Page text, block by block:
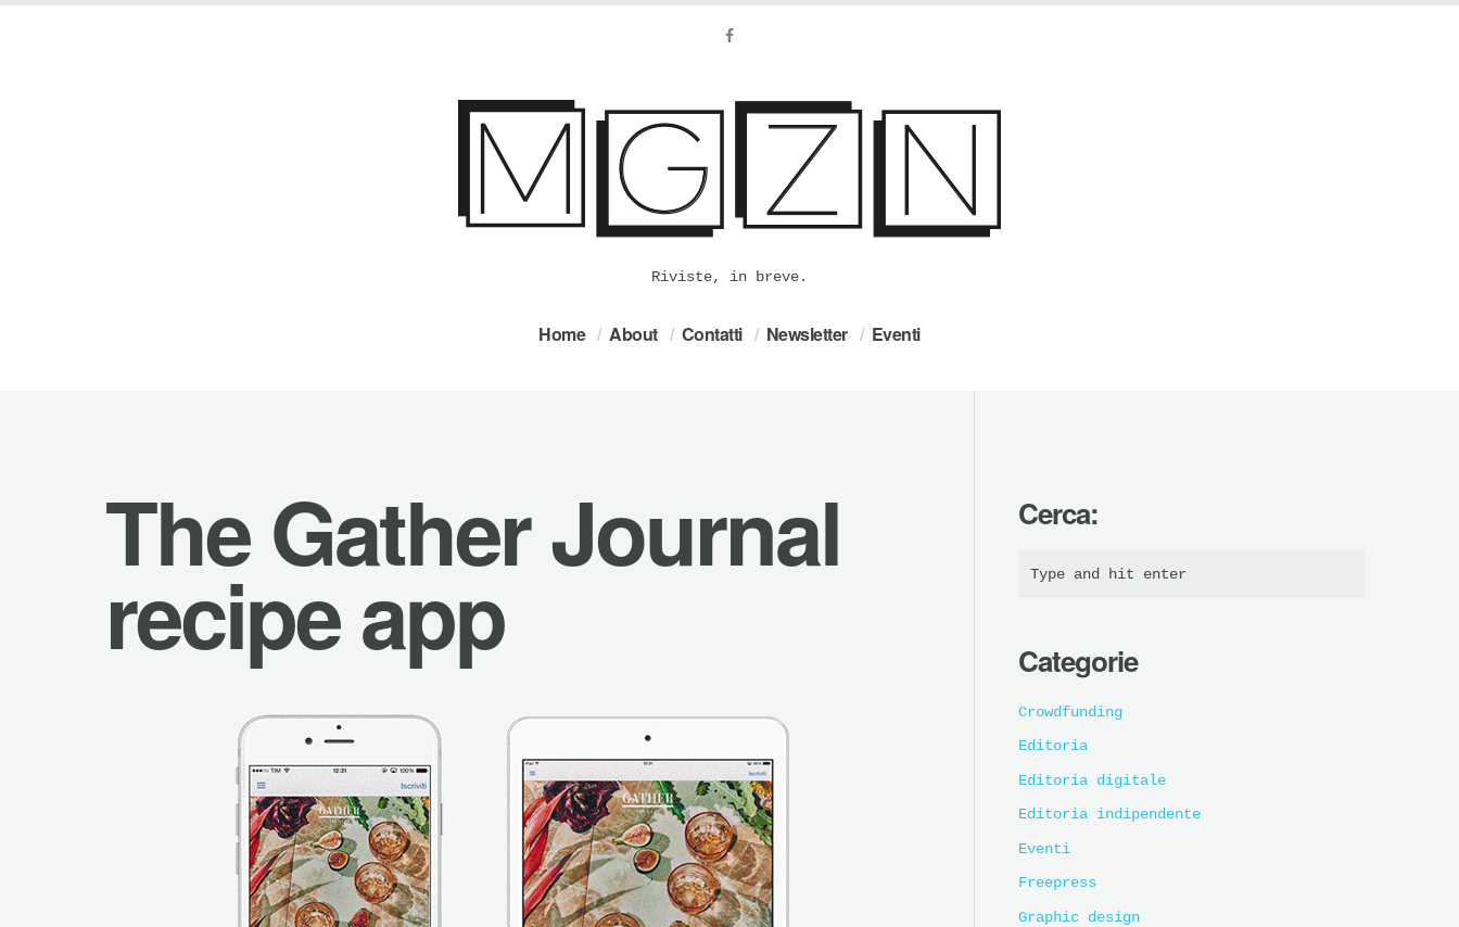
Riviste, in breve.
Home About Contatti Newsletter Eventi
The Gather Journal
recipe app
Cerca:
Categorie
Crowdfunding
Editoria
Editoria digitale
Editoria indipendente
Eventi
Freepress
Graphic design